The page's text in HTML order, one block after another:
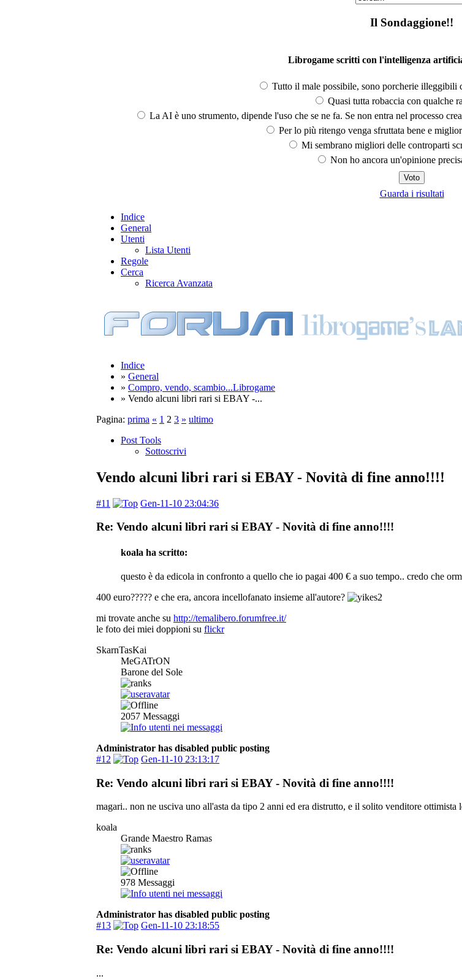
Il Sondaggione!!
Librogame scritti con l'intelligenza
Tutto il male possibile, sono porcherie illeggibili
Quasi tutta robaccia con qualche
La AI è uno strumento, dipende l'uso che se ne fa. Se non entra nel processo
Per lo più ritengo venga sfruttata bene e
Mi sembrano migliori delle controparti
Non ho ancora un'opinione
Guarda i risultati
Indice
General
Utenti
Lista Utenti
Regole
Cerca
Ricerca Avanzata
Indice
» General
» Compro, vendo, scambio...Librogame
» Vendo alcuni libri rari si EBAY -...
Pagina: prima « 1 2 3 » ultimo
Post Tools
Sottoscrivi
Vendo alcuni libri rari si EBAY - Novità di fine anno!!!!
#11 Gen-11-10 23:04:36
Re: Vendo alcuni libri rari si EBAY - Novità di fine anno!!!!
koala ha scritto:
questo è da edicola in confronto a quello che io pagai 400 € a suo tempo.. credo che
400 euro????? e che era, ancora incellofanato insieme all'autore?
mi trovate anche su http://temalibero.forumfree.it/
le foto dei miei doppioni su flickr
SkarnTasKai
MeGATrON
Barone del Sole
2057 Messaggi
Administrator has disabled public posting
#12
Gen-11-10 23:13:17
Re: Vendo alcuni libri rari si EBAY - Novità di fine anno!!!!
magari.. non ne usciva uno all'asta da tipo 2 anni ed era distrutto, e il solito venditore ottimista
koala
Grande Maestro Ramas
978 Messaggi
Administrator has disabled public posting
#13
Gen-11-10 23:18:55
Re: Vendo alcuni libri rari si EBAY - Novità di fine anno!!!!
...